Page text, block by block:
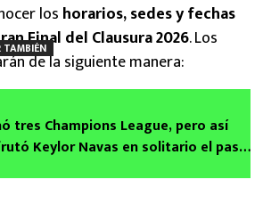
loshorarios, sedes y fechas
Final del Clausura 2026. Los
de la siguiente manera:
TAMBIÉN
tres Champions League, pero así
Keylor Navas en solitario el pase